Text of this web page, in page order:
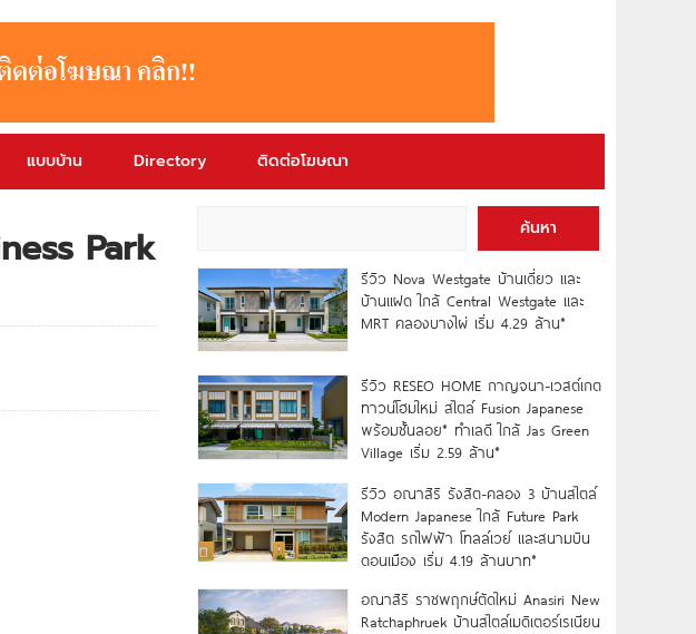
แบบบ้าน Directory ติดต่อโฆษณา
Park ค้นหา
รีวิว Nova Westgate บ้านเดี่ยว และ
บ้านแฝด ใกล้ Central Westgate และ
MRT คลองบางไผ่ เริ่ม 4.29 ล้าน*
รีวิว RESEO HOME กาญจนา-เวสต์เกต
ทาวน์โฮมใหม่ สไตล์ Fusion Japanese
พร้อมชั้นลอย* ทำเลดี ใกล้ Jas Green
Village เริ่ม 2.59 ล้าน*
รีวิว อณาสิริ รังสิต-คลอง 3 บ้านสไตล์
Modern Japanese ใกล้ Future Park
รังสิต รถไฟฟ้า โทลล์เวย์ และสนามบิน
ดอนเมือง เริ่ม 4.19 ล้านบาท*
อณาสิริ ราชพฤกษ์ตัดใหม่ Anasiri New
Ratchaphruek บ้านสไตล์เมดิเตอร์เรเนียน